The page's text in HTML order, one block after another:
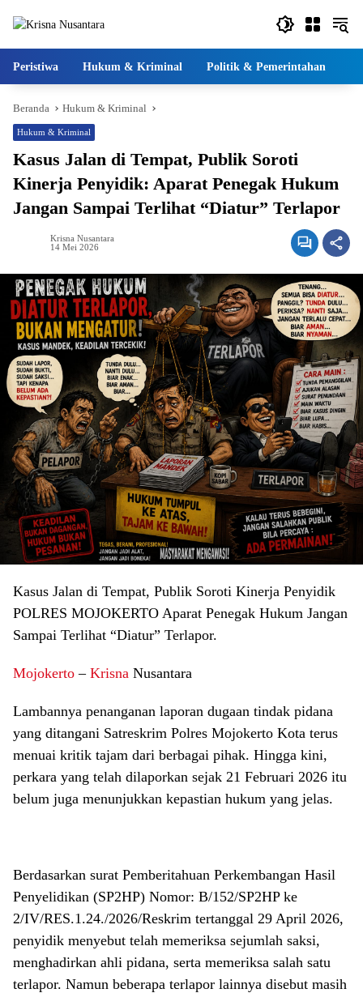
Peristiwa Hukum & Kriminal Politik & Pemerintahan
Beranda Hukum & Kriminal
Hukum & Kriminal
Kasus Jalan di Tempat, Publik Soroti
Kinerja Penyidik: Aparat Penegak Hukum
Jangan Sampai Terlihat “Diatur” Terlapor
Krisna Nusantara
14 Mei 2026
Kasus Jalan di Tempat, Publik Soroti Kinerja Penyidik
POLRES MOJOKERTO Aparat Penegak Hukum Jangan
Sampai Terlihat “Diatur” Terlapor.
Mojokerto – Krisna Nusantara
Lambannya penanganan laporan dugaan tindak pidana
yang ditangani Satreskrim Polres Mojokerto Kota terus
menuai kritik tajam dari berbagai pihak. Hingga kini,
perkara yang telah dilaporkan sejak 21 Februari 2026 itu
belum juga menunjukkan kepastian hukum yang jelas.
Berdasarkan surat Pemberitahuan Perkembangan Hasil
Penyelidikan (SP2HP) Nomor: B/152/SP2HP ke
2/IV/RES.1.24./2026/Reskrim tertanggal 29 April 2026,
penyidik menyebut telah memeriksa sejumlah saksi,
menghadirkan ahli pidana, serta memeriksa salah satu
terlapor. Namun beberapa terlapor lainnya disebut masih